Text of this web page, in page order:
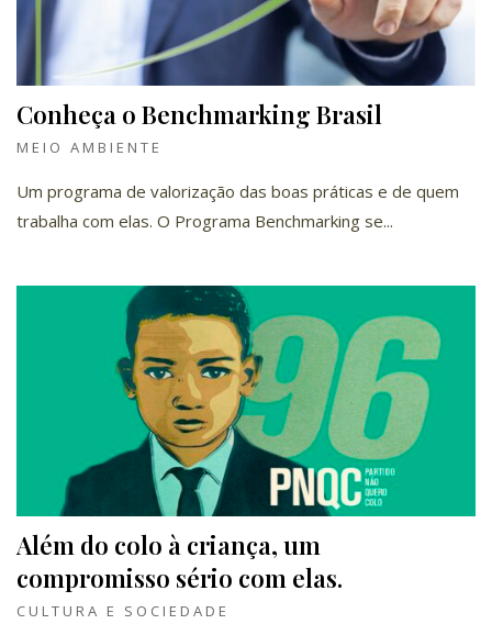
Conheça o Benchmarking Brasil
MEIO AMBIENTE
Um programa de valorização das boas práticas e de quem
trabalha com elas. O Programa Benchmarking se...
Além do colo à criança, um
compromisso sério com elas.
CULTURA E SOCIEDADE